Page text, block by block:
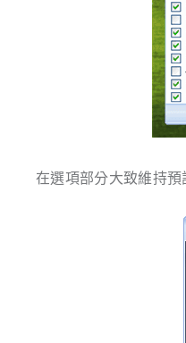
在選項部分大致維持